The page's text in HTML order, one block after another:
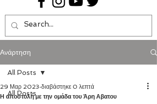
Ανάρτηση
All Posts
All Posts
Η αποστολή με την ομάδα του Άρη Αβατου
29 Μαρ 2023 διαβάστηκε 0 λεπτά